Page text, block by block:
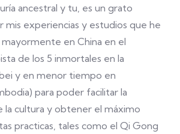
ancestral y tu, es un grato
mis experiencias y estudios que he
en China en el
de los 5 inmortales en la
y en menor tiempo en
para poder facilitar la
la cultura y obtener el máximo
practicas, tales como el Qi Gong